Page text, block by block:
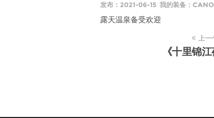
发布：2021-06-15 我的装备：
露天温泉备受欢迎
上
《十里锦江